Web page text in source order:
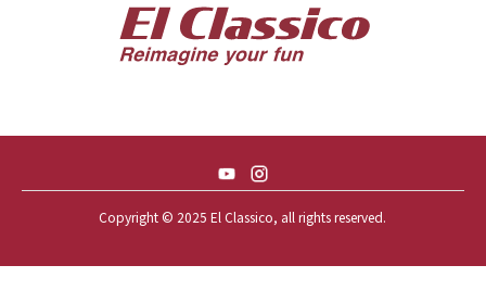
57 CHEVY BEL-AIR CONVERTIBLE
57 CHEVY NOMAD *ACID 57*
59 CADILLAC COUPE DEVILLE
59 CHEVY APACHE *アパ太郎
Copyright © 2025 El Classico, all rights reserved.️